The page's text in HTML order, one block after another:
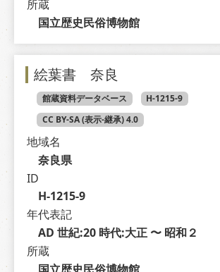
所蔵
国立歴史民俗博物館
絵葉書 奈良
館蔵資料データベース
H-1215-9
CC BY-SA (表示-継承) 4.0
地域名
奈良県
ID
H-1215-9
年代表記
AD 世紀:20 時代:大正 〜 昭和２
所蔵